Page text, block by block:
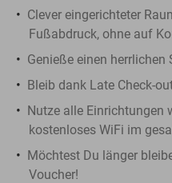
Clever eingerichteter
Fußabdruck, ohne auf
Genieße einen
Bleib dank Late Check-
Nutze alle Einrichtungen
kostenloses WiFi im
Möchtest Du länger
Voucher!